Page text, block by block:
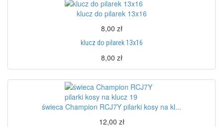
klucz do pilarek 13x16
8,00 zł
klucz do pilarek 13x16
8,00 zł
świeca Champion RCJ7Y pilarki kosy na kl...
12,00 zł